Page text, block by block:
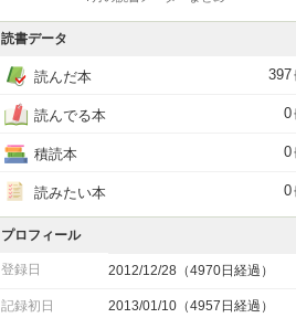
読書データ
読んだ本 397
読んでる本 0
積読本 0
読みたい本 0
プロフィール
登録日 2012/12/28（4970日経過）
記録初日 2013/01/10（4957日経過）